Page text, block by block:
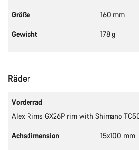
Größe 160 mm
Gewicht 178 g
Räder
Vorderrad
Alex Rims GX26P rim with Shimano
Achsdimension 15x100 mm